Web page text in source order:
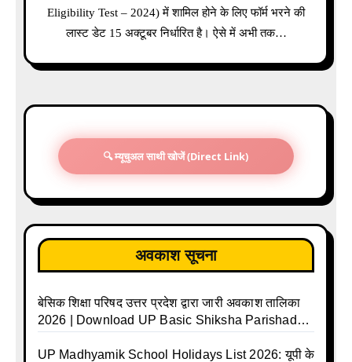
Eligibility Test – 2024) में शामिल होने के लिए फॉर्म भरने की
लास्ट डेट 15 अक्टूबर निर्धारित है। ऐसे में अभी तक…
🔍 म्यूचुअल साथी खोजें (Direct Link)
अवकाश सूचना
बेसिक शिक्षा परिषद उत्तर प्रदेश द्वारा जारी अवकाश तालिका
2026 | Download UP Basic Shiksha Parishad
Basic School Avkash Talika UP 2026 | UP Basic
UP Madhyamik School Holidays List 2026: यूपी के